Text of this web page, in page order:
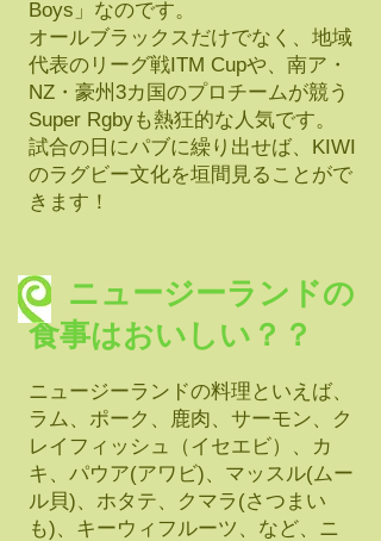
Boys」なのです。
オールブラックスだけでなく、地域
代表のリーグ戦ITM Cupや、南ア・
NZ・豪州3カ国のプロチームが競う
Super Rgbyも熱狂的な人気です。
試合の日にパブに繰り出せば、KIWI
のラグビー文化を垣間見ることがで
きます！
ニュージーランドの
食事はおいしい？？
ニュージーランドの料理といえば、
ラム、ポーク、鹿肉、サーモン、ク
レイフィッシュ（イセエビ）、カ
キ、パウア(アワビ)、マッスル(ムー
ル貝)、ホタテ、クマラ(さつまい
も)、キーウィフルーツ、など、ニ